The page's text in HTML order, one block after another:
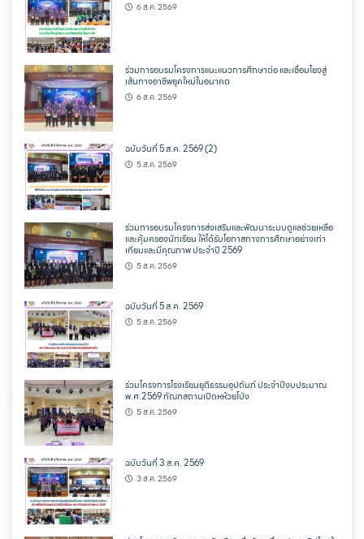
6 ส.ค. 2569
ร่วมการอบรมโครงการแนะแนวการศึกษาต่อ และเชื่อมโยงสู่
เส้นทางอาชีพยุคใหม่ในอนาคต
6 ส.ค. 2569
ฉบับวันที่ 5 ส.ค. 2569 (2)
5 ส.ค. 2569
ร่วมการอบรมโครงการส่งเสริมและพัฒนาระบบดูแลช่วยเหลือ
และคุ้มครองนักเรียน ให้ได้รับโอกาสทางการศึกษาอย่างเท่า
เทียมและมีคุณภาพ ประจำปี 2569
5 ส.ค. 2569
ฉบับวันที่ 5 ส.ค. 2569
5 ส.ค. 2569
ร่วมโครงการโรงเรียนยุติธรรมอุปถัมภ์ ประจำปีงบประมาณ
พ.ศ.2569 ทัณฑสถานเปิดหห้วยโป่ง
5 ส.ค. 2569
ฉบับวันที่ 3 ส.ค. 2569
3 ส.ค. 2569